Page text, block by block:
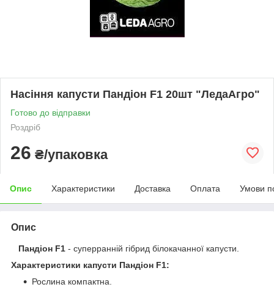
Насіння капусти Пандіон F1 20шт "ЛедаАгро"
Готово до відправки
Роздріб
26 ₴/упаковка
Опис Характеристики Доставка Оплата Умови
Опис
Пандіон F1 - суперранній гібрид білокачанної капусти.
Характеристики капусти Пандіон F1:
Рослина компактна.